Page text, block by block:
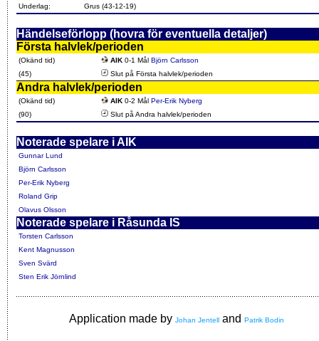
Underlag:
Grus (43-12-19)
Händelseförlopp (hovra för eventuella detaljer)
Första halvlek/perioden
(Okänd tid) AIK 0-1 Mål Björn Carlsson
(45)
Slut på Första halvlek/perioden
Andra halvlek/perioden
(Okänd tid) AIK 0-2 Mål Per-Erik Nyberg
(90)
Slut på Andra halvlek/perioden
Noterade spelare i AIK
Gunnar Lund
Björn Carlsson
Per-Erik Nyberg
Roland Grip
Olavus Olsson
Noterade spelare i Råsunda IS
Torsten Carlsson
Kent Magnusson
Sven Svärd
Sten Erik Jörnlind
Application made by Johan Jentell and Patrik Bodin